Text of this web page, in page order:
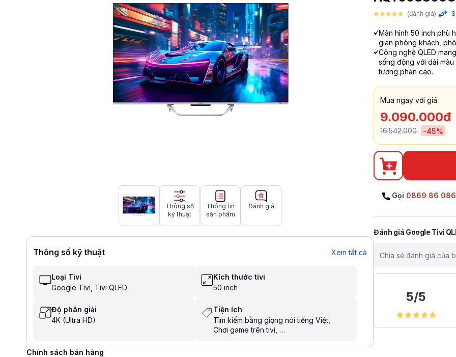
Thông số
kỹ thuật
Thông tin
sản phẩm
Đánh giá
Thông số kỹ thuật Xem tất cả
Loại Tivi
Google Tivi Tivi QLED
Kích thước tivi
50 inch
Độ phân giải
4K (Ultra HD)
Tiện ích
Tìm kiếm bằng giọng nói tiếng Việt
Chơi game trên tivi
Trợ lý ảo Google Assistant
Chính sách bán hàng
(đánh giá)
Màn hình 50 inch phù
gian phòng khách,
Công nghệ QLED
sống động với dải
tương phản cao.
Mua ngay với giá
9.090.000đ
16.542.000 -45%
Gọi 0869 86
Đánh giá Google Tivi
Chia sẻ đánh giá của
5/5